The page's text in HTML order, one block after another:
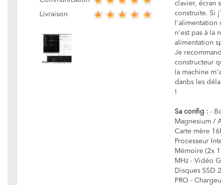
Livraison
clavier, écran
construite. Si
l'alimentation
n'est pas à la
alimentation
Je
constructeur
la machine
danbs les
!
Sa config : -
Magnesium /
Carte mère
Processeur
Mémoire (2x
MHz - Vidéo
Disques SSD
PRO -